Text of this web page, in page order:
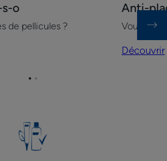
o
de pellicules ?
Anti-
plaques
p-
s-
Anti-
Vous
Découvrir
Aller
Aller